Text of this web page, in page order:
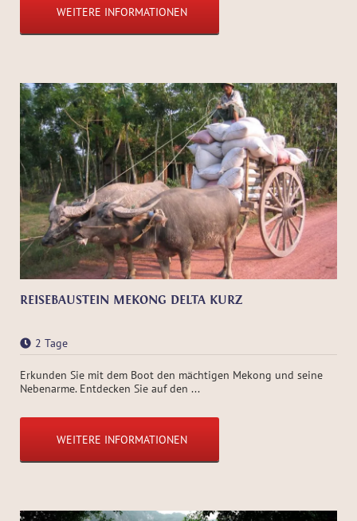
WEITERE INFORMATIONEN
REISEBAUSTEIN MEKONG DELTA KURZ
2 Tage
Erkunden Sie mit dem Boot den mächtigen Mekong und seine
Nebenarme. Entdecken Sie auf den ...
WEITERE INFORMATIONEN